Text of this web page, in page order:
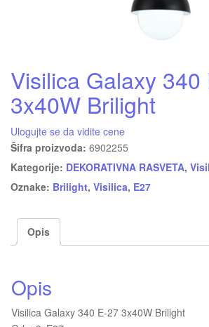
Visilica Galaxy 340
3x40W Brilight
Ulogujte se da vidite cene
Šifra proizvoda: 6902255
Kategorije: DEKORATIVNA RASVETA,
Oznake: Brilight, Visilica, E27
Opis
Opis
Visilica Galaxy 340 E-27 3x40W Brilight